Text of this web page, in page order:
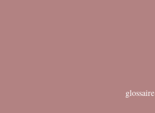
glossaire